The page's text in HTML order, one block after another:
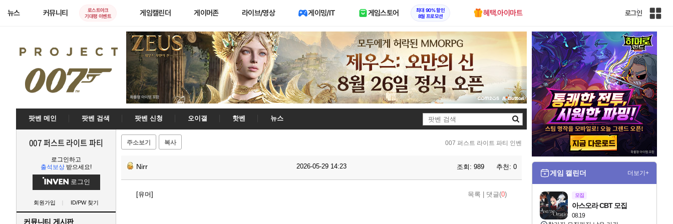
뉴스 커뮤니티
로스트아크
기대평 이벤트
게임캘린더 게이머존 라이브/영상 게이밍/IT 게임스토어
최대 90% 할인
8월 프로모션
혜택.아이마트 로그인
인
전
이
트
맵
팟벤 메인 팟벤 검색 팟벤 신청 오이갤 핫벤
뉴스
검
007 퍼스트 라이트 파티
로그인하고
출석보상 받으세요!
로그인
회원가입 ID/PW 찾기
커뮤니티 게시판
주소보기 복사 007 퍼스트 라이트 파티 인벤
Nirr 2026-05-29 14:23 조회: 989 추천: 0
[유머] 목록 댓글(0)
게임 캘린더 더보기+
모집
08.19
아스오라 CBT 모집